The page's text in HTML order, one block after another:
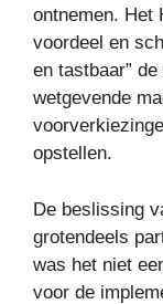
ontnemen. Het
voordeel en
en tastbaar”
wetgevende
opstellen.
De beslissing
grotendeels
was het niet
voor de